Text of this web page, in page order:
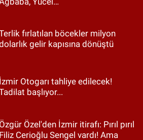
fırlatılan böcekler milyon
gelir kapısına dönüştü
İzmir Otogarı tahliye edilecek!
başlıyor...
Özgür Özel'den İzmir itirafı: Pırıl pırıl
Filiz Cerioğlu Sengel vardı! Ama